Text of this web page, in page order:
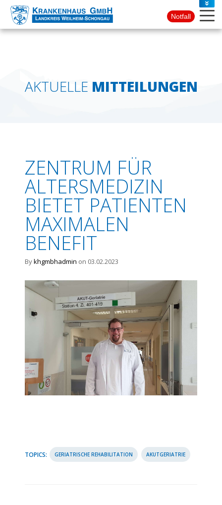
PRESSE
KONTAKT
Notfall
AKTUELLE MITTEILUNGEN
ZENTRUM FÜR
ALTERSMEDIZIN
BIETET PATIENTEN
MAXIMALEN
BENEFIT
Bykhgmbhadmin on 03.02.2023
TOPICS: GERIATRISCHE REHABILITATION AKUTGERIATRIE